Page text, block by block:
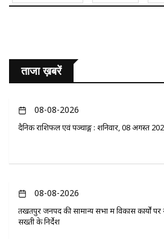
ताजा ख़बरें
08-08-2026
दैनिक राशिफल एवं पञ्चाङ्ग : शनिवार, 08 अगस्त
08-08-2026
तखतपुर जनपद की सामान्य सभा में विकास कार्यों
सख्ती के निर्देश